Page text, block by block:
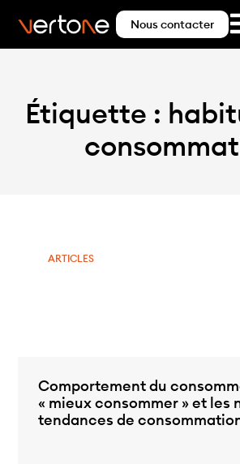
Nous contacter
Étiquette :
ARTICLES
Comportement du
« mieux consommer » et les
tendances de